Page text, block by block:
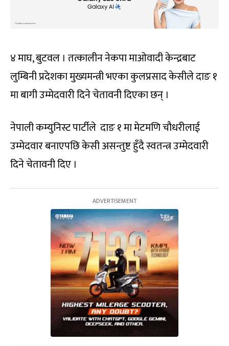
४ माघ, बुटवल । तत्कालीन नेकपा माओवादी केन्द्रबाट
लुम्बिनी प्रदेशका मुख्यमन्त्री भएका कुलप्रसाद केसीले दाङ १
मा बागी उम्मेदवारी दिने चेतावनी दिएका छन् ।
नेपाली कम्युनिस्ट पार्टीले दाङ १ मा मेटमणि चौधरीलाई
उम्मेदवार बनाएपछि केसी असन्तुष्ट हुँदै स्वतन्त्र उम्मेदवारी
दिने चेतावनी दिए ।